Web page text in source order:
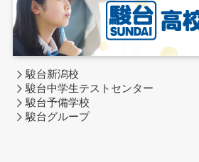
駿台新潟校
駿台中学生テストセンター
駿台予備学校
駿台グループ